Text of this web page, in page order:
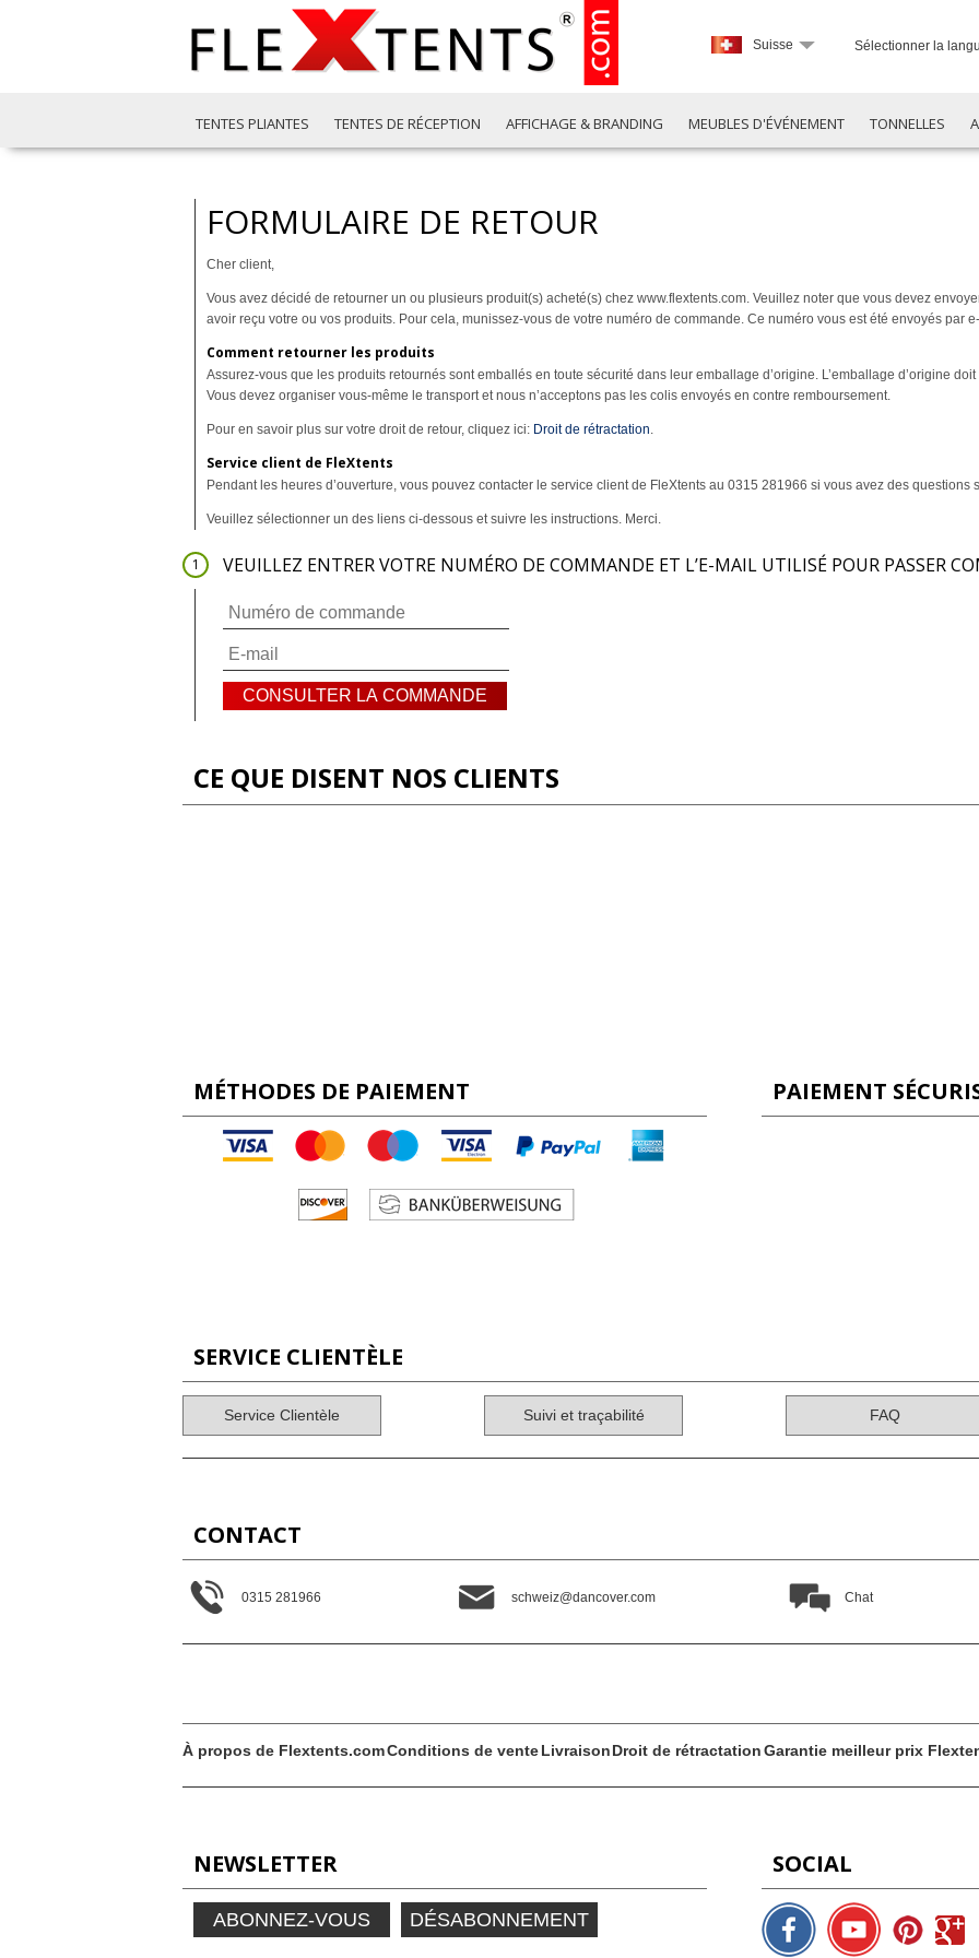
Sélectionner la
Suisse
TENTES PLIANTES TENTES DE RÉCEPTION AFFICHAGE & BRANDING MEUBLES D'ÉVÉNEMENT TONNELLES
FORMULAIRE DE RETOUR
Cher client,
Vous avez décidé de retourner un ou plusieurs produit(s) acheté(s) chez www.flextents.com. Veuillez noter que vous devez
avoir reçu votre ou vos produits. Pour cela, munissez-vous de votre numéro de commande. Ce numéro vous est été envoyés par
Comment retourner les produits
Assurez-vous que les produits retournés sont emballés en toute sécurité dans leur emballage d’origine. L’emballage d’origine
Vous devez organiser vous-même le transport et nous n’acceptons pas les colis envoyés en contre remboursement.
Pour en savoir plus sur votre droit de retour, cliquez ici: Droit de rétractation.
Service client de FleXtents
Pendant les heures d’ouverture, vous pouvez contacter le service client de FleXtents au 0315 281966 si vous avez des questions
Veuillez sélectionner un des liens ci-dessous et suivre les instructions. Merci.
VEUILLEZ ENTRER VOTRE NUMÉRO DE COMMANDE ET L’E-MAIL UTILISÉ POUR PASSER
CE QUE DISENT NOS CLIENTS
MÉTHODES DE PAIEMENT PAIEMENT
SERVICE CLIENTÈLE
Service Clientèle Suivi et traçabilité FAQ
CONTACT
0315 281966 schweiz@dancover.com Chat
À propos de Flextents.comConditions de venteLivraisonDroit de rétractation Garantie meilleur prix
NEWSLETTER
ABONNEZ-VOUS DÉSABONNEMENT
SOCIAL